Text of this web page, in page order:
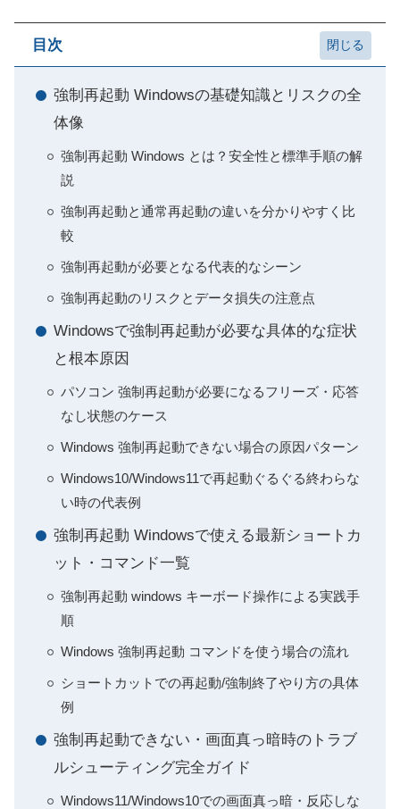
目次
強制再起動 Windowsの基礎知識とリスクの全
体像
強制再起動 Windows とは？安全性と標準手順の解
説
強制再起動と通常再起動の違いを分かりやすく比
較
強制再起動が必要となる代表的なシーン
強制再起動のリスクとデータ損失の注意点
Windowsで強制再起動が必要な具体的な症状
と根本原因
パソコン 強制再起動が必要になるフリーズ・応答
なし状態のケース
Windows 強制再起動できない場合の原因パターン
Windows10/Windows11で再起動ぐるぐる終わらな
い時の代表例
強制再起動 Windowsで使える最新ショートカ
ット・コマンド一覧
強制再起動 windows キーボード操作による実践手
順
Windows 強制再起動 コマンドを使う場合の流れ
ショートカットでの再起動/強制終了やり方の具体
例
強制再起動できない・画面真っ暗時のトラブ
ルシューティング完全ガイド
Windows11/Windows10での画面真っ暗・反応しな